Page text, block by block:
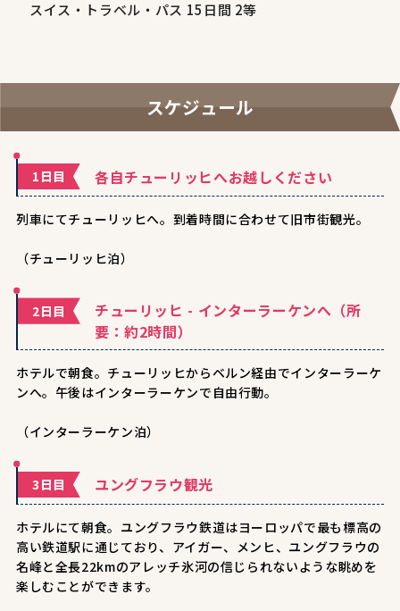
スイス・トラベル・パス 15日間 2等
スケジュール
1日目 各自チューリッヒへお越しください
列車にてチューリッヒへ。到着時間に合わせて旧市街観光。
（チューリッヒ泊）
2日目
チューリッヒ - インターラーケンへ（所
要：約2時間）
ホテルで朝食。チューリッヒからベルン経由でインターラーケ
ンへ。午後はインターラーケンで自由行動。
（インターラーケン泊）
3日目 ユングフラウ観光
ホテルにて朝食。ユングフラウ鉄道はヨーロッパで最も標高の
高い鉄道駅に通じており、アイガー、メンヒ、ユングフラウの
名峰と全長22kmのアレッチ氷河の信じられないような眺めを
楽しむことができます。